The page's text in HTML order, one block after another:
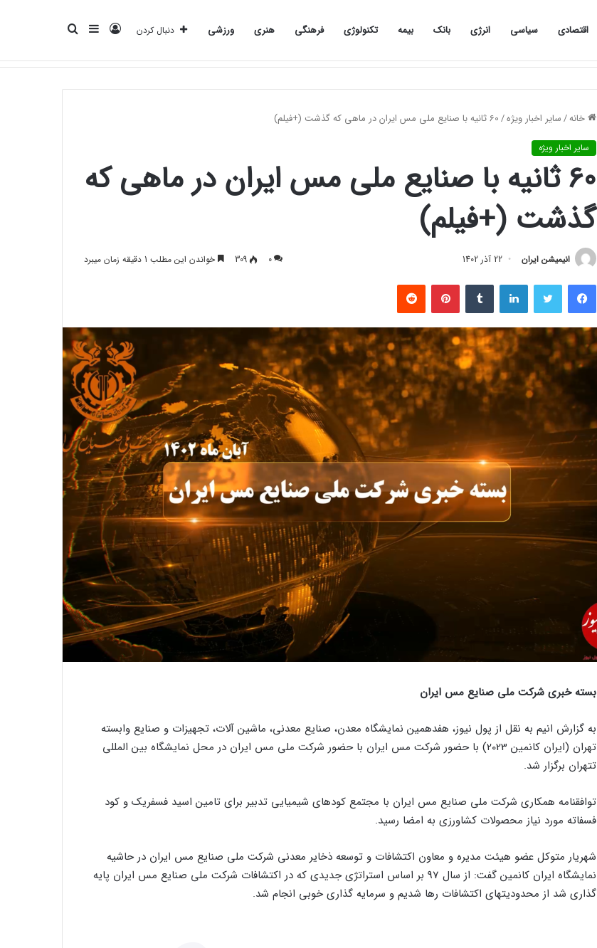
اقتصادی سیاسی انرژی بانک بیمه تکنولوژی فرهنگی هنری ورزشی
برای
سایدبار ورود
دنبال کردن
خانه/سایر اخبار ویژه/60 ثانیه با صنایع ملی مس ایران در ماهی که گذشت (+فیلم)
سایر اخبار ویژه
60 ثانیه با صنایع ملی مس ایران در ماهی که
گذشت (+فیلم)
انیمیشن ایران 22 آذر 1402 0
309 خواندن این مطلب 1 دقیقه زمان میبرد
فیس بوک لینکدین ‫پین‌ترست
بسته خبری شرکت ملی صنایع مس ایران
به گزارش انیم به نقل از پول نیوز، هفدهمین نمایشگاه معدن، صنایع معدنی، ماشین آلات، تجهیزات و صنایع وابسته
تهران (ایران کانمین 2023) با حضور شرکت مس ایران با حضور شرکت ملی مس ایران در محل نمایشگاه بین المللی
تتهران برگزار شد.
توافقنامه همکاری شرکت ملی صنایع مس ایران با مجتمع کودهای شیمیایی تدبیر برای تامین اسید فسفریک و کود
فسفاته مورد نیاز محصولات کشاورزی به امضا رسید.
شهریار متوکل عضو هیئت مدیره و معاون اکتشافات و توسعه ذخایر معدنی شرکت ملی صنایع مس ایران در حاشیه
نمایشگاه ایران کانمین گفت: از سال 97 بر اساس استراتژی جدیدی که در اکتشافات شرکت ملی صنایع مس ایران پایه
گذاری شد از محدودیتهای اکتشافات رها شدیم و سرمایه گذاری خوبی انجام شد.